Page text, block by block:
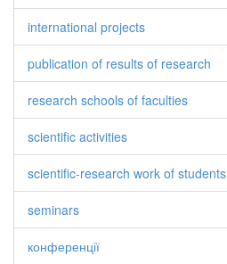
international projects
publication of results of research
research schools of faculties
scientific activities
scientific-research work of students
seminars
конференції